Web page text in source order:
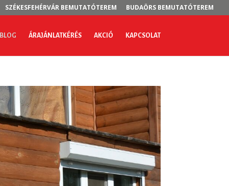
SZÉKESFEHÉRVÁR BEMUTATÓTEREM BUDAÖRS BEMUTATÓTEREM
BLOG ÁRAJÁNLATKÉRÉS AKCIÓ KAPCSOLAT